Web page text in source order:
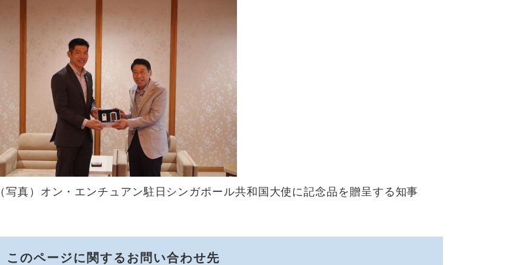
（写真）オン・エンチュアン駐日シンガポール共和国大使に記念品を贈呈する知事
このページに関するお問い合わせ先